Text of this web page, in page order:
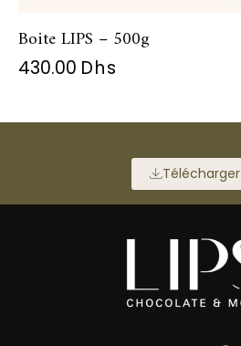
Boite LIPS – 500g
430.00 Dhs
Télécharger